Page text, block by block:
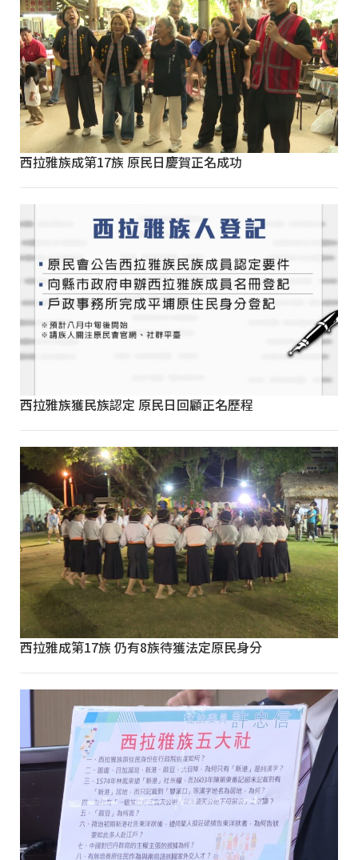
西拉雅族成第17族 原民日慶賀正名成功
西拉雅族獲民族認定 原民日回顧正名歷程
西拉雅成第17族 仍有8族待獲法定原民身分